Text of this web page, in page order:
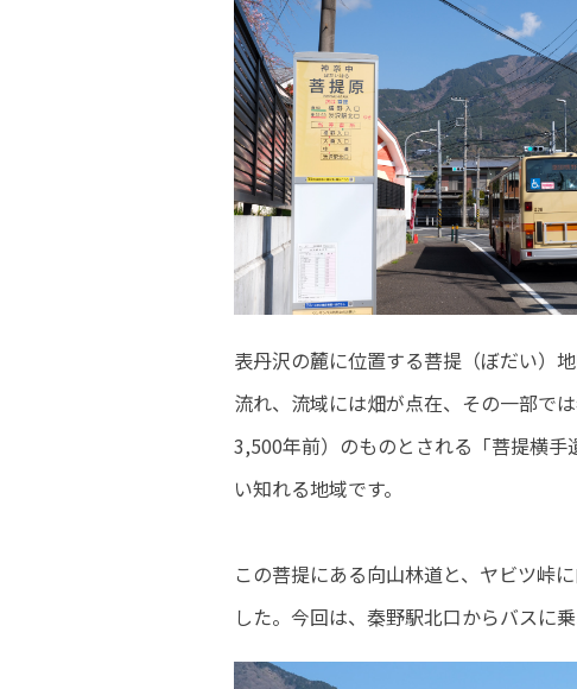
表丹沢の麓に位置する菩提（ぼだい）
流れ、流域には畑が点在、その一部で
3,500年前）のものとされる「菩提横
い知れる地域です。
この菩提にある向山林道と、ヤビツ峠
した。今回は、秦野駅北口からバスに